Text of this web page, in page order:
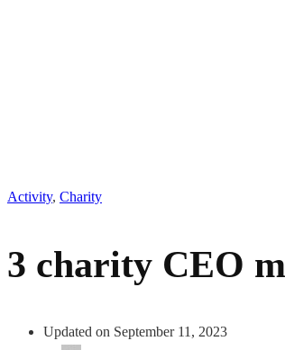
Activity, Charity
3 charity CEO
Updated on September 11, 2023